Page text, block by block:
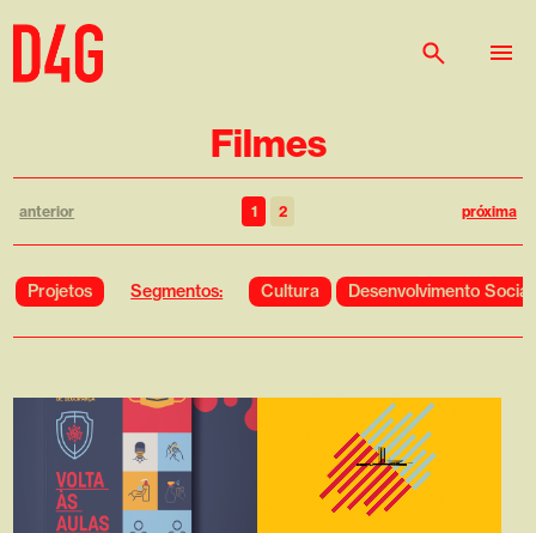
Filmes
anterior 1 2 próxima
Projetos Segmentos: Cultura Desenvolvimento Social